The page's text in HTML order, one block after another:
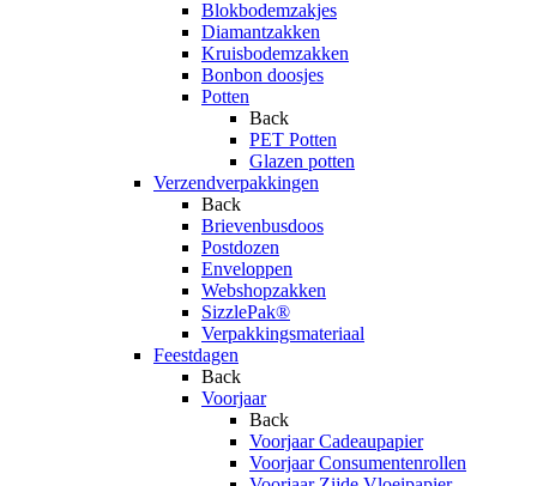
Blokbodemzakjes
Diamantzakken
Kruisbodemzakken
Bonbon doosjes
Potten
Back
PET Potten
Glazen potten
Verzendverpakkingen
Back
Brievenbusdoos
Postdozen
Enveloppen
Webshopzakken
SizzlePak®
Verpakkingsmateriaal
Feestdagen
Back
Voorjaar
Back
Voorjaar Cadeaupapier
Voorjaar Consumentenrollen